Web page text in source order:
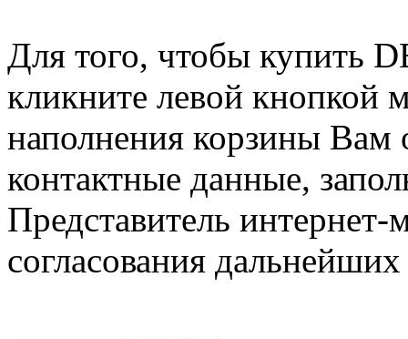
Для того, чтобы купить
кликните левой
наполнения корзины Вам
контактные данные,
Представитель
согласования